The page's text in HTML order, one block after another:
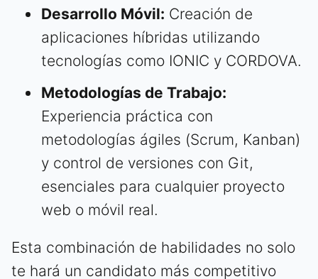
Desarrollo Móvil: Creación de
aplicaciones híbridas utilizando
tecnologías como IONIC y CORDOVA.
Metodologías de Trabajo:
Experiencia práctica con
metodologías ágiles (Scrum, Kanban)
y control de versiones con Git,
esenciales para cualquier proyecto
web o móvil real.
Esta combinación de habilidades no solo
te hará un candidato más competitivo